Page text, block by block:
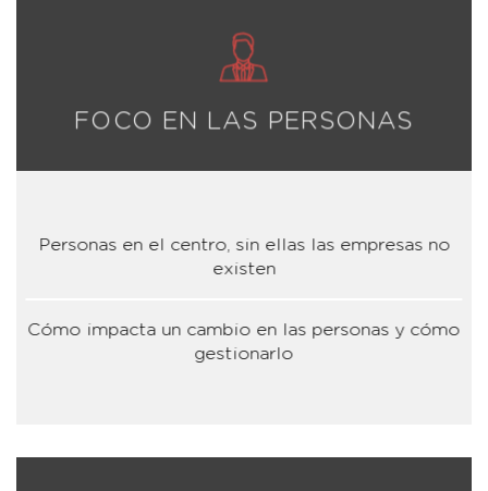
FOCO EN LAS PERSONAS
Personas en el centro, sin ellas las empresas no
existen
Cómo impacta un cambio en las personas y cómo
gestionarlo